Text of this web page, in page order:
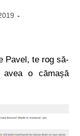
Pavel, te rog să-
o cămașă